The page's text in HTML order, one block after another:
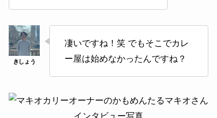
凄いですね！笑 でもそこでカレ
ー屋は始めなかったんですね？